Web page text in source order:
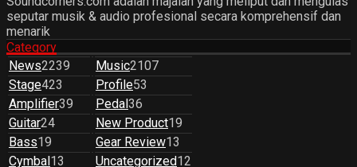
seputar musik & audio profesional secara komprehensif dan
menarik
Category
News2239 Music2107
Stage423 Profile53
Amplifier39 Pedal 36
Guitar24 New Product19
Bass19 Gear Review13
Cymbal 13 Uncategorized12